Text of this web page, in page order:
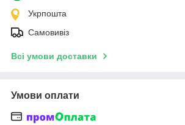
Укрпошта
Самовивіз
Всі умови доставки
Умови оплати